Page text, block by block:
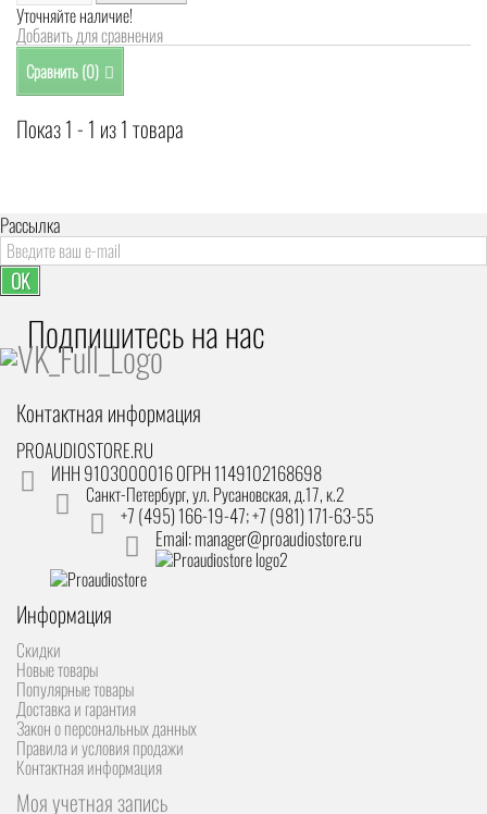
Уточняйте наличие!
Добавить для сравнения
Сравнить (0)
Показ 1 - 1 из 1 товара
Рассылка
OK
Подпишитесь на наc
Контактная информация
PROAUDIOSTORE.RU
ИНН 9103000016 ОГРН 1149102168698
Санкт-Петербург,ул. Русановская, д.17, к.2
+7 (495) 166-19-47; +7 (981) 171-63-55
Email: manager@proaudiostore.ru
Информация
Скидки
Новые товары
Популярные товары
Доставка и гарантия
Закон о персональных данных
Правила и условия продажи
Контактная информация
Моя учетная запись